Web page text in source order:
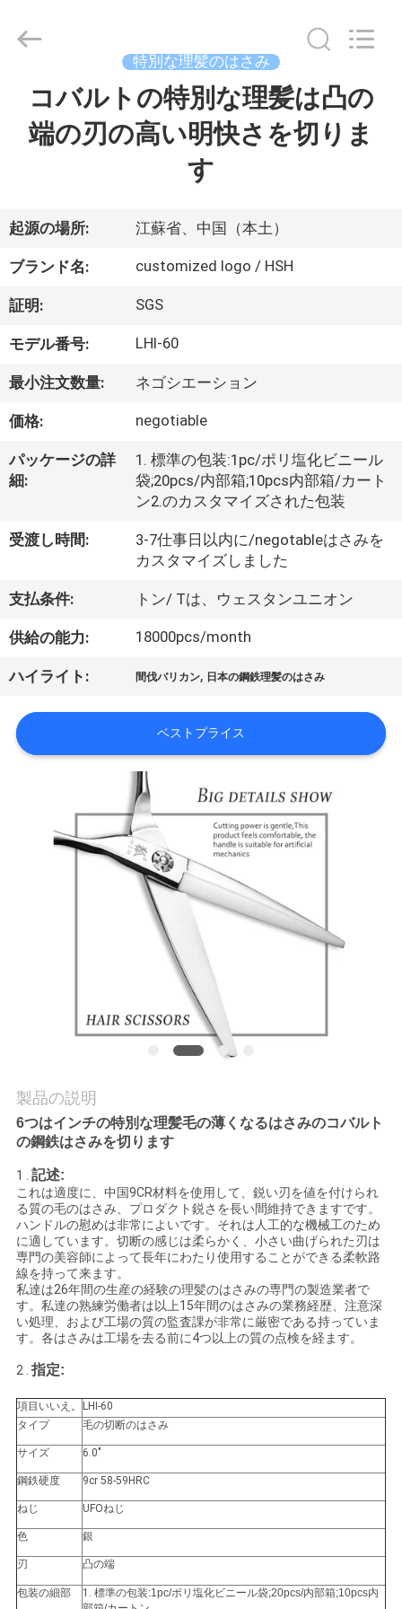
ダ
ク
ト
私
に
つ
て
工
場
旅
行
絡
し
な
さ
い
引
用
を
要
求
し
な
さ
い
特別な理髪のはさみ
コバルトの特別な理髪は凸の
端の刃の高い明快さを切りま
す
起源の場所: 江蘇省、中国（本土）
ブランド名: customized logo / HSH
証明: SGS
モデル番号: LHI-60
最小注文数量: ネゴシエーション
価格: negotiable
パッケージの詳
細:
1. 標準の包装:1pc/ポリ塩化ビニール
袋;20pcs/内部箱;10pcs内部箱/カート
ン2.のカスタマイズされた包装
受渡し時間:
3-7仕事日以内に/negotableはさみを
カスタマイズしました
支払条件: トン/ Tは、ウェスタンユニオン
供給の能力: 18000pcs/month
ハイライト: 間伐バリカン, 日本の鋼鉄理髪のはさみ
ベストプライス
製品の説明
6つはインチの特別な理髪毛の薄くなるはさみのコバルト
の鋼鉄はさみを切ります
1 . 記述:
これは適度に、中国9CR材料を使用して、鋭い刃を値を付けられ
る質の毛のはさみ、プロダクト鋭さを長い間維持できますです。
ハンドルの慰めは非常によいです。それは人工的な機械工のため
に適しています。切断の感じは柔らかく、小さい曲げられた刃は
専門の美容師によって長年にわたり使用することができる柔軟路
線を持って来ます。
私達は26年間の生産の経験の理髪のはさみの専門の製造業者で
す。私達の熟練労働者は以上15年間のはさみの業務経歴、注意深
い処理、および工場の質の監査課が非常に厳密である持っていま
す。各はさみは工場を去る前に4つ以上の質の点検を経ます。
2 . 指定:
項目いいえ。
LHI-60
タイプ
毛の切断のはさみ
サイズ 6.0"
鋼鉄硬度 9cr 58-59HRC
ねじ UFOねじ
色 銀
刃 凸の端
包装の細部 1. 標準の包装:1pc/ポリ塩化ビニール袋;20pcs/内部箱;10pcs内